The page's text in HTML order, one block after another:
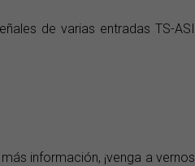
de varias entradas TS-ASI
información, ¡venga a vernos